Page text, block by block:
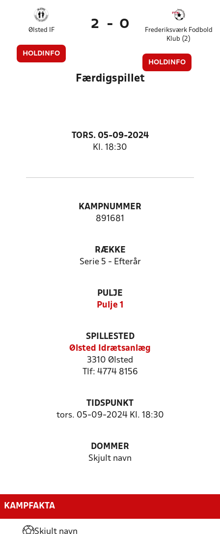
Ølsted IF
HOLDINFO
2 - 0
Frederiksværk Fodbold
Klub (2)
HOLDINFO
Færdigspillet
TORS. 05-09-2024
Kl. 18:30
KAMPNUMMER
891681
RÆKKE
Serie 5 - Efterår
PULJE
Pulje 1
SPILLESTED
Ølsted Idrætsanlæg
3310 Ølsted
Tlf: 4774 8156
TIDSPUNKT
tors. 05-09-2024 Kl. 18:30
DOMMER
Skjult navn
KAMPFAKTA
Skjult navn